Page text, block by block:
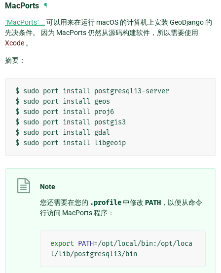
MacPorts ¶
`MacPorts`__
可以用来在运行 macOS 的计算机上安装 GeoDjango 的
先决条件。 因为 MacPorts 仍然从源码构建软件，所以需要使用
Xcode 。
摘要：
$ sudo port install postgresql13-server
$ sudo port install geos
$ sudo port install proj6
$ sudo port install postgis3
$ sudo port install gdal
$ sudo port install
Note
您还需要在您的 .profile中修改 PATH ，以便从命令
行访问 MacPorts 程序：
export PATH=/opt/local/bin:/opt/loca